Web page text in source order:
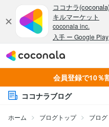
会員登録で10％
ココナラブログ
ホーム ブログトップ ブログ